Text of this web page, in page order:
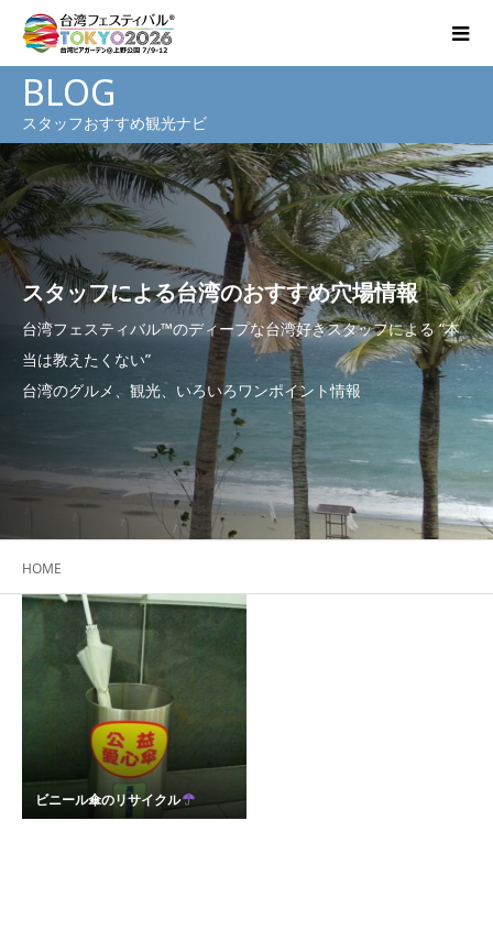
BLOG
スタッフおすすめ観光ナビ
スタッフによる台湾のおすすめ穴場情報
台湾フェスティバル™のディープな台湾好きスタッフによる “本
当は教えたくない”
台湾のグルメ、観光、いろいろワンポイント情報
HOME
ビニール傘のリサイクル